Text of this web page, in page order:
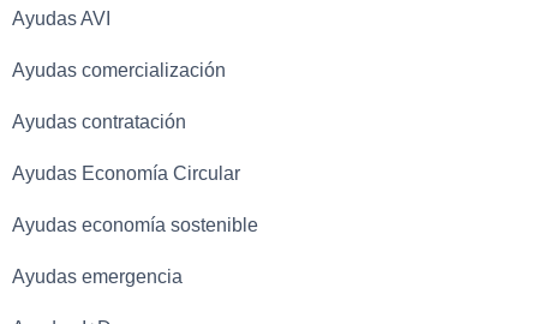
Ayudas AVI
Ayudas comercialización
Ayudas contratación
Ayudas Economía Circular
Ayudas economía sostenible
Ayudas emergencia